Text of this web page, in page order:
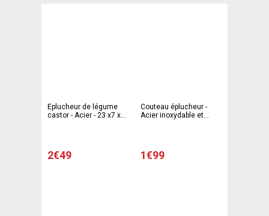
Eplucheur de légume
castor - Acier - 23 x7 x
2€49
Couteau éplucheur -
Acier inoxydable et
1€99